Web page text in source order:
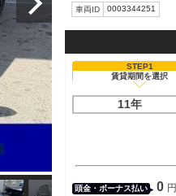
車両ID 0003344251
STEP1
賃貸期間を選択
11年
頭金・ボーナス払い 0 円